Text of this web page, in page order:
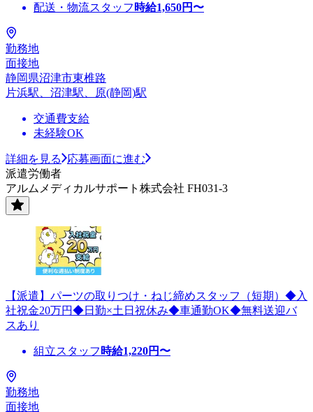
配送・物流スタッフ 時給1,650円〜
勤務地
面接地
静岡県沼津市東椎路
片浜駅、沼津駅、原(静岡)駅
交通費支給
未経験OK
詳細を見る
応募画面に進む
派遣労働者
アルムメディカルサポート株式会社 FH031-3
【派遣】パーツの取りつけ・ねじ締めスタッフ（短期）◆入
社祝金20万円◆日勤×土日祝休み◆車通勤OK◆無料送迎バ
スあり
組立スタッフ 時給1,220円〜
勤務地
面接地